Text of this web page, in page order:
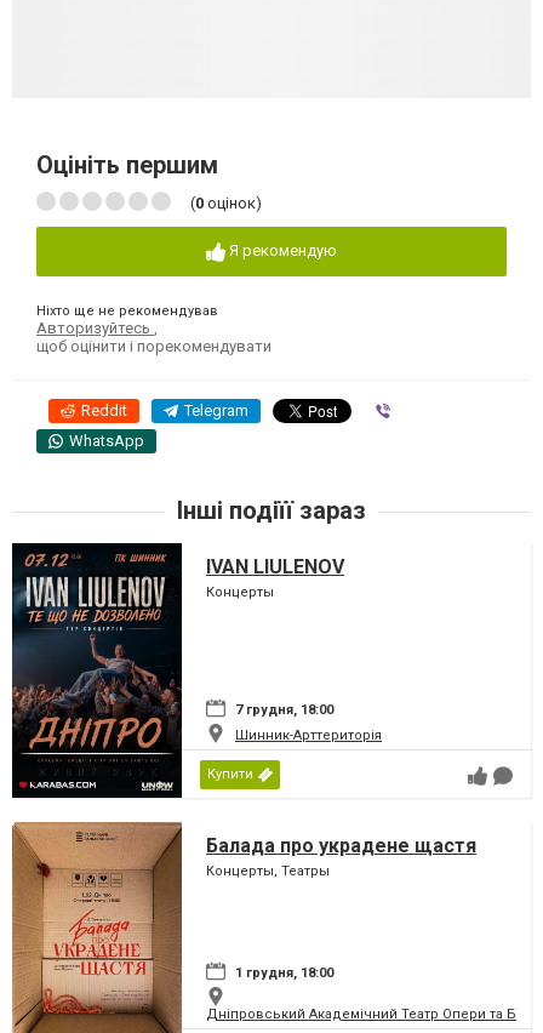
Оцініть першим
(0 оцінок)
Я рекомендую
Ніхто ще не рекомендував
Авторизуйтесь
щоб оцінити і порекомендувати
Reddit Telegram
WhatsApp
Інші подіїї зараз
IVAN LIULENOV
Концерты
7 грудня, 18:00
Шинник-Арттериторія
Купити
Балада про украдене щастя
Концерты, Театры
1 грудня, 18:00
Дніпровський Академічний Театр Опери та